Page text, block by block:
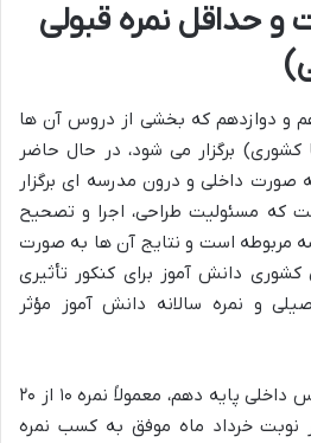
و حداقل نمره قبولی
و دوازدهم که بخشی از دروس آن ها
برگزار می شود، در حال حاضر
صورت داخلی و درون مدرسه ای برگزار
که مسئولیت طراحی، اجرا و تصحیح
مربوطه است و نتایج آن ها به صورت
دانش آموز برای کنکور تأثیری
و نمره سالانه دانش آموز مؤثر
حداقل نمره قبولی برای دروس داخلی پایه دهم، معمولاً نمره ۱۰ از ۲۰
نوبت خرداد ماه موفق به کسب نمره